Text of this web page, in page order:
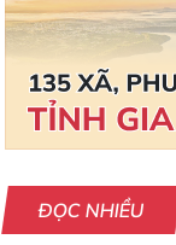
ĐỌC NHIỀU